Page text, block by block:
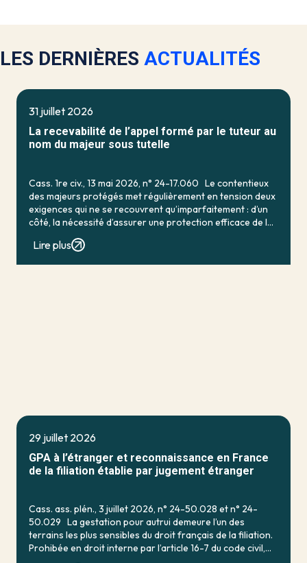
LES DERNIÈRES ACTUALITÉS
31 juillet 2026
La recevabilité de l’appel formé par le tuteur au
nom du majeur sous tutelle
Cass. 1re civ., 13 mai 2026, n° 24-17.060 Le contentieux
des majeurs protégés met régulièrement en tension deux
exigences qui ne se recouvrent qu’imparfaitement : d’un
côté, la nécessité d’assurer une protection efficace de la
Lire plus
29 juillet 2026
GPA à l’étranger et reconnaissance en France
de la filiation établie par jugement étranger
Cass. ass. plén., 3 juillet 2026, n° 24-50.028 et n° 24-
50.029 La gestation pour autrui demeure l’un des
terrains les plus sensibles du droit français de la filiation.
Prohibée en droit interne par l’article 16-7 du code civil,